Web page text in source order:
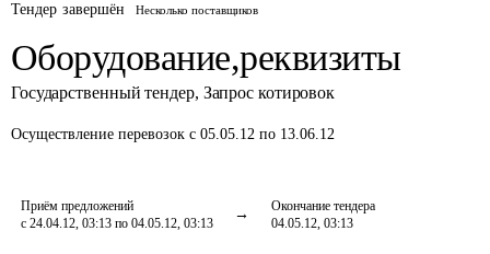
Тендер завершён Несколько поставщиков
Оборудование,реквизиты
Государственный тендер, Запрос котировок
Осуществление перевозок с 05.05.12 по 13.06.12
Приём предложений
с 24.04.12, 03:13 по 04.05.12, 03:13
Окончание тендера
04.05.12, 03:13